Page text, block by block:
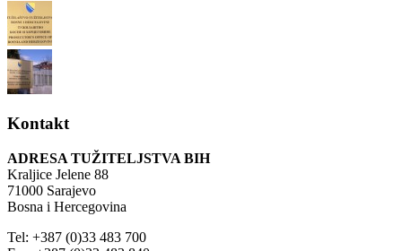
Kontakt
ADRESA TUŽITELJSTVA BIH
Kraljice Jelene 88
71000 Sarajevo
Bosna i Hercegovina
Tel: +387 (0)33 483 700